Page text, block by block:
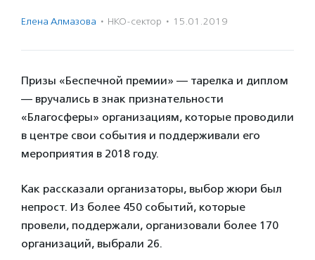
Елена Алмазова · НКО-сектор · 15.01.2019
Призы «Беспечной премии» — тарелка и диплом
— вручались в знак признательности
«Благосферы» организациям, которые проводили
в центре свои события и поддерживали его
мероприятия в 2018 году.
Как рассказали организаторы, выбор жюри был
непрост. Из более 450 событий, которые
провели, поддержали, организовали более 170
организаций, выбрали 26.